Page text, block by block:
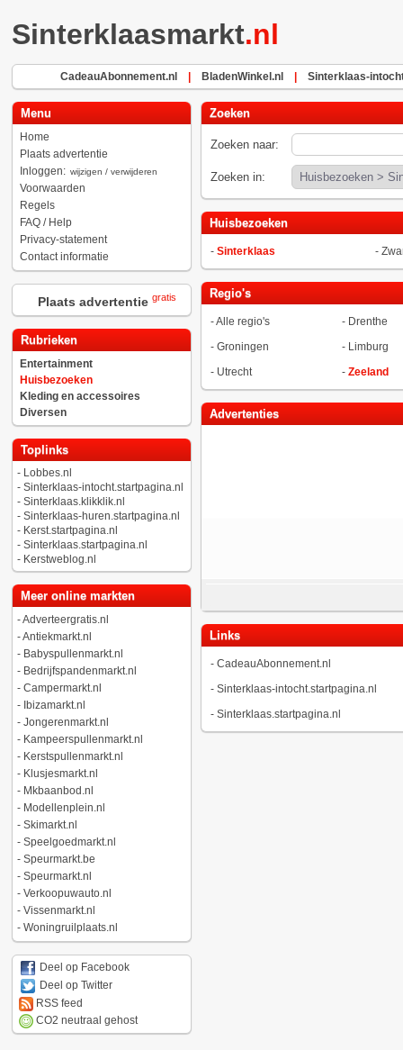
Sinterklaasmarkt.nl
CadeauAbonnement.nl BladenWinkel.nl Sinterklaas-
Menu
Home
Plaats advertentie
Inloggen: wijzigen / verwijderen
Voorwaarden
Regels
FAQ / Help
Privacy-statement
Contact informatie
Plaats advertentie gratis
Rubrieken
Entertainment
Huisbezoeken
Kleding en accessoires
Diversen
Toplinks
- Lobbes.nl
- Sinterklaas-intocht.startpagina.nl
- Sinterklaas.klikklik.nl
- Sinterklaas-huren.startpagina.nl
- Kerst.startpagina.nl
- Sinterklaas.startpagina.nl
- Kerstweblog.nl
Meer online markten
-Adverteergratis.nl
-Antiekmarkt.nl
- Babyspullenmarkt.nl
- Bedrijfspandenmarkt.nl
- Campermarkt.nl
- Ibizamarkt.nl
- Jongerenmarkt.nl
- Kampeerspullenmarkt.nl
- Kerstspullenmarkt.nl
- Klusjesmarkt.nl
- Mkbaanbod.nl
- Modellenplein.nl
- Skimarkt.nl
- Speelgoedmarkt.nl
- Speurmarkt.be
- Speurmarkt.nl
- Verkoopuwauto.nl
- Vissenmarkt.nl
- Woningruilplaats.nl
Deel op Facebook
Deel op Twitter
RSS feed
CO2 neutraal gehost
Zoeken
Zoeken naar:
Zoeken in:
Huisbezoeken
- Sinterklaas -
Regio's
-Alle regio's - Drenthe
- Groningen - Limburg
- Utrecht - Zeeland
Advertenties
Links
- CadeauAbonnement.nl
- Sinterklaas-intocht.startpagina.nl
- Sinterklaas.startpagina.nl